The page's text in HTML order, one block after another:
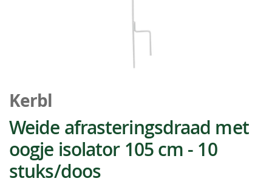
naar
het
begin
van
de
afbeeldingen-
gallerij
Kerbl
Weide afrasteringsdraad met
oogje isolator 105 cm - 10
stuks/doos